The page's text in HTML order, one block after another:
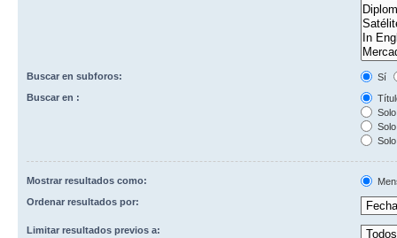
Buscar en subforos:
Sí
Buscar en :
Mostrar resultados como:
Ordenar resultados por:
Limitar resultados previos a: